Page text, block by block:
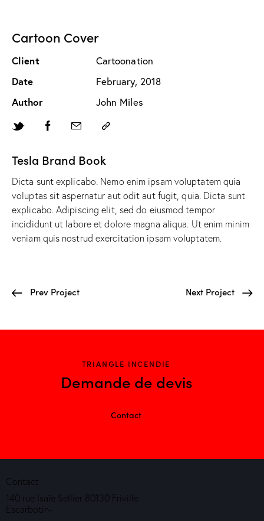
Cartoon Cover
Tesla Brand Book
Dicta sunt explicabo. Nemo enim ipsam voluptatem quia
voluptas sit aspernatur aut odit aut fugit, quia. Dicta sunt
explicabo. Adipiscing elit, sed do eiusmod tempor
incididunt ut labore et dolore magna aliqua. Ut enim minim
veniam quis nostrud exercitation ipsam voluptatem.
Client
Cartoonation
Date
February, 2018
Author
John Miles
Prev Project Next Project
TRIANGLE INCENDIE
Demande de devis
Contact
Contact
140 rue Isaïe Sellier 80130 Friville
Escarbotin-